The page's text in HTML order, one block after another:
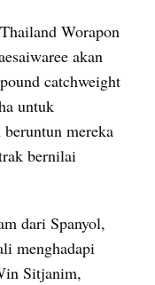
Worapon
akan
untuk
mereka
bernilai
dari Spanyol,
menghadapi
Sitjanim,